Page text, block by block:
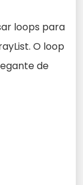
loops para
O loop
de